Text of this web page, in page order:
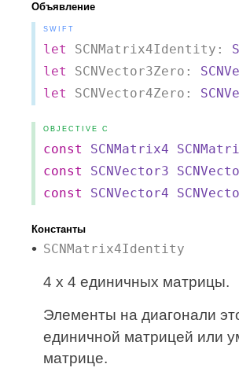
Объявление
SWIFT
let SCNMatrix4Identity:
let
SCNVector3Zero:
let
SCNVector4Zero:
OBJECTIVE C
const SCNMatrix4
const
SCNVector3
const
SCNVector4
Константы
SCNMatrix4Identity
4 x 4 единичных матрицы.
Элементы на диагонали
единичной матрицей или
матрице.